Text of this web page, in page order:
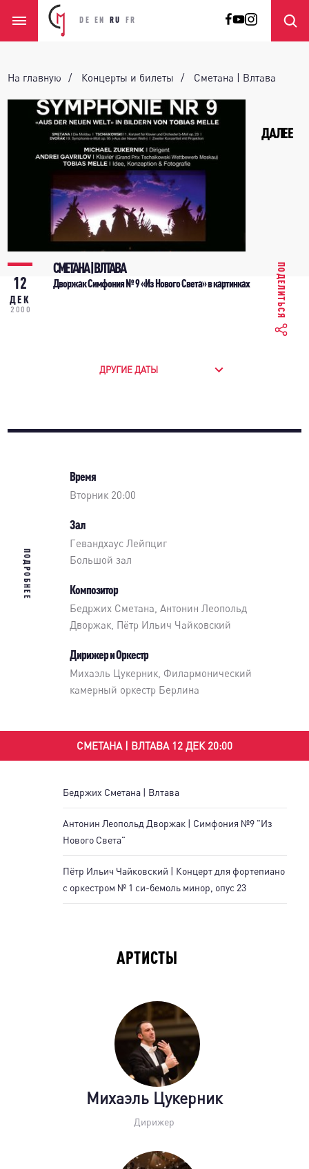
DE EN RU FR
На главную Концерты и билеты Сметана | Влтава
12
ДЕК
2000
СМЕТАНА | ВЛТАВА
Дворжак Симфония № 9 «Из Нового Света» в картинках ПОДЕЛИТЬСЯ
ДРУГИЕ ДАТЫ
ДАЛЕЕ
ПОДРОБНЕЕ
Время
Вторник 20:00
Зал
Гевандхаус Лейпциг
Большой зал
Композитор
Бедржих Сметана, Антонин Леопольд
Дворжак, Пётр Ильич Чайковский
Дирижер и Оркестр
Михаэль Цукерник Филармонический
камерный оркестр Берлина
СМЕТАНА | ВЛТАВА 12 ДЕК 20:00
Бедржих Сметана | Влтава
Антонин Леопольд Дворжак | Симфония №9 "Из
Нового Света"
Пётр Ильич Чайковский | Концерт для фортепиано
с оркестром № 1 си-бемоль минор, опус 23
АРТИСТЫ
Михаэль Цукерник
Дирижер